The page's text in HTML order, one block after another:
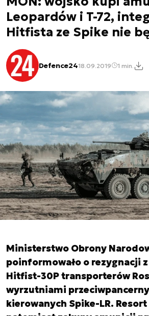
Leopardów i T-72,
Hitfista ze Spike nie
Defence2418.09.2019 1 min.
Ministerstwo Obrony
poinformowało o rezygnacji
Hitfist-30P transporterów
wyrzutniami
kierowanych Spike-LR.